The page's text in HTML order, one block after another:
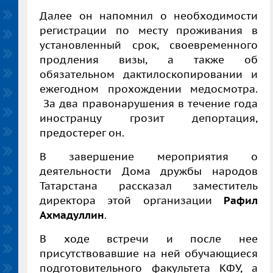
Далее он напомнил о необходимости
регистрации по месту проживания в
установленный срок, своевременного
продления визы, а также об
обязательном дактилоскопировании и
ежегодном прохождении медосмотра.
За два правонарушения в течение года
иностранцу грозит депортация,
предостерег он.
В завершение мероприятия о
деятельности Дома дружбы народов
Татарстана рассказал заместитель
директора этой организации Рафил
Ахмадуллин.
В ходе встречи и после нее
присутствовавшие на ней обучающиеся
подготовительного факультета КФУ, а